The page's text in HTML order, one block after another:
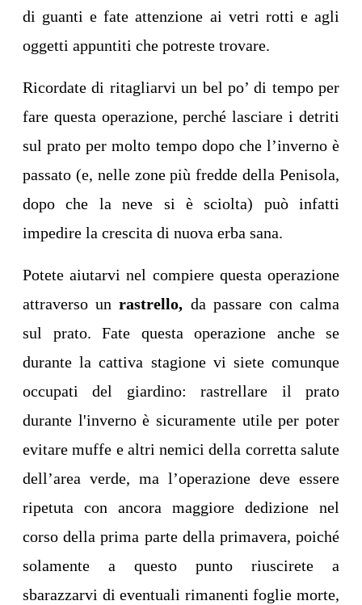
di guanti e fate attenzione ai vetri rotti e agli
oggetti appuntiti che potreste trovare.
Ricordate di ritagliarvi un bel po’ di tempo per
fare questa operazione, perché lasciare i detriti
sul prato per molto tempo dopo che l’inverno è
passato (e, nelle zone più fredde della Penisola,
dopo che la neve si è sciolta) può infatti
impedire la crescita di nuova erba sana.
Potete aiutarvi nel compiere questa operazione
attraverso unrastrello, da passare con calma
sul prato. Fate questa operazione anche se
durante la cattiva stagione vi siete comunque
occupati del giardino: rastrellare il prato
durante l'inverno è sicuramente utile per poter
evitare muffe e altri nemici della corretta salute
dell’area verde, ma l’operazione deve essere
ripetuta con ancora maggiore dedizione nel
corso della prima parte della primavera, poiché
solamente a questo punto riuscirete a
sbarazzarvi di eventuali rimanenti foglie morte,